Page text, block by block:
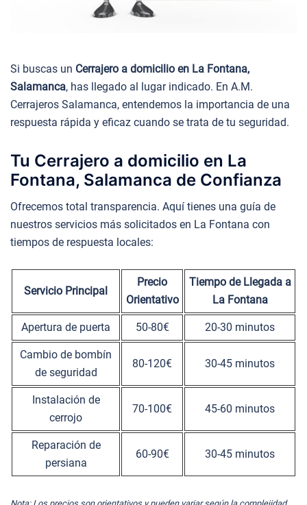
Si buscas un Cerrajero a domicilio en La Fontana,
Salamanca, has llegado al lugar indicado. En A.M.
Cerrajeros Salamanca, entendemos la importancia de una
respuesta rápida y eficaz cuando se trata de tu seguridad.
Tu Cerrajero a domicilio en La
Fontana, Salamanca de Confianza
Ofrecemos total transparencia. Aquí tienes una guía de
nuestros servicios más solicitados en La Fontana con
tiempos de respuesta locales:
Servicio Principal
Precio
Orientativo
Tiempo de Llegada a
La Fontana
Apertura de puerta 50-80€ 20-30 minutos
Cambio de bombín
de seguridad
80-120€ 30-45 minutos
Instalación de
cerrojo
70-100€ 45-60 minutos
Reparación de
persiana
60-90€ 30-45 minutos